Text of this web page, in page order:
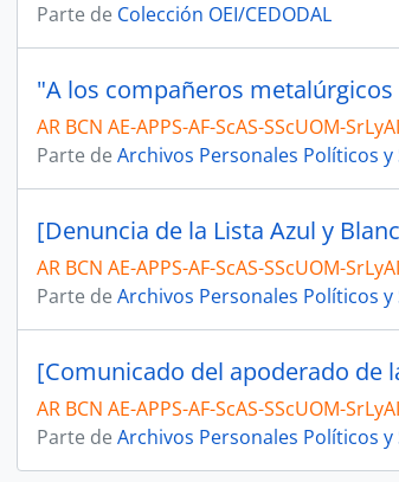
Parte de Colección OEI/CEDODAL
"A los compañeros
AR BCN AE-APPS-AF-ScAS-SScUOM-
Parte de Archivos Personales Políticos y
[Denuncia de la Lista Azul y
AR BCN AE-APPS-AF-ScAS-SScUOM-
Parte de Archivos Personales Políticos y
[Comunicado del apoderado de
AR BCN AE-APPS-AF-ScAS-SScUOM-
Parte de Archivos Personales Políticos y